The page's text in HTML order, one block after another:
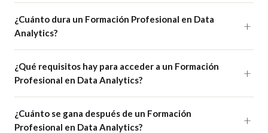
¿Cuánto dura un Formación Profesional en Data
Analytics?
¿Qué requisitos hay para acceder a un Formación
Profesional en Data Analytics?
¿Cuánto se gana después de un Formación
Profesional en Data Analytics?